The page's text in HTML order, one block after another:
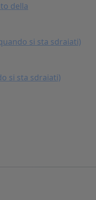
della
si sta sdraiati)
si sta sdraiati)